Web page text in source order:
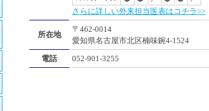
さらに詳しい外来担当医表はコチラ>>
所在地
〒462-0014
愛知県名古屋市北区楠味鋺4-1524
電話
052-901-3255